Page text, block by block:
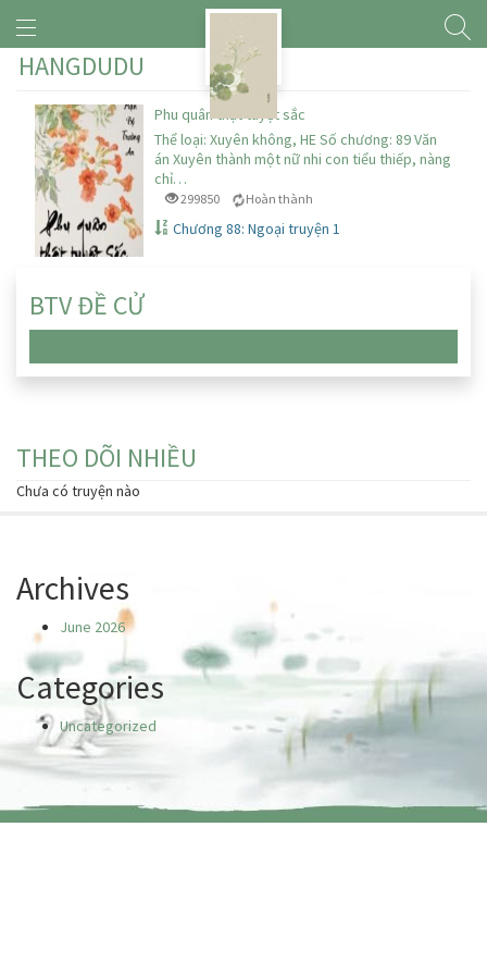
HANGDUDU
Phu quân thật tuyệt sắc
Thể loại: Xuyên không, HE Số chương: 89 Văn
án Xuyên thành một nữ nhi con tiểu thiếp, nàng
chỉ…
299850 Hoàn thành
Chương 88: Ngoại truyện 1
BTV ĐỀ CỬ
THEO DÕI NHIỀU
Chưa có truyện nào
Archives
June 2026
Categories
Uncategorized